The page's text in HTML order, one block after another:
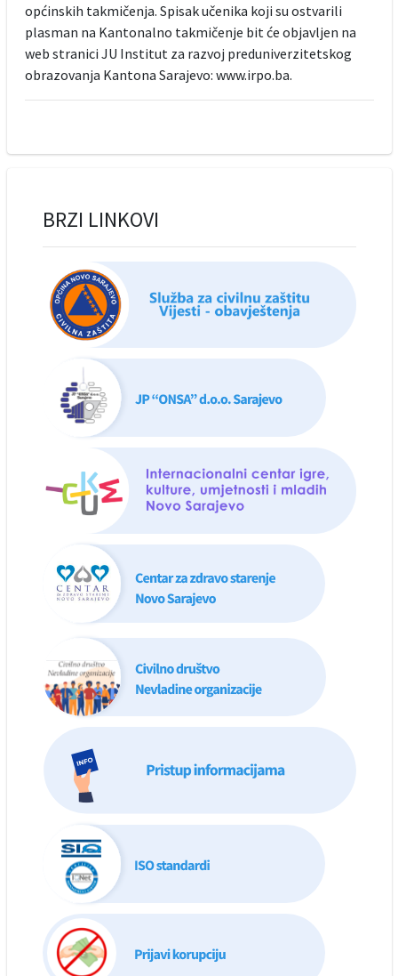
općinskih takmičenja. Spisak učenika koji su ostvarili
plasman na Kantonalno takmičenje bit će objavljen na
web stranici JU Institut za razvoj preduniverzitetskog
obrazovanja Kantona Sarajevo: www.irpo.ba.
BRZI LINKOVI